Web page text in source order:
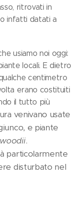
ritrovati in
infatti datati a
usiamo noi oggi:
locali. E dietro
centimetro
erano costituiti
il tutto più
venivano usate
e piante
.
particolarmente
disturbato nel